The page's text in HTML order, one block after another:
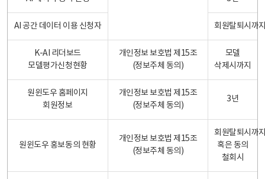
AI 공간 데이터 이용 신청자 회원탈퇴시까
K-AI 리더보드
모델평가신청현황
개인정보 보호법 제15조
(정보주체 동의)
모델
삭제시까지
원윈도우 홈페이지
회원정보
개인정보 보호법 제15조
(정보주체 동의)
3년
원윈도우 홍보동의 현황
개인정보 보호법 제15조
(정보주체 동의)
회원탈퇴시까
혹은 동의
철회시